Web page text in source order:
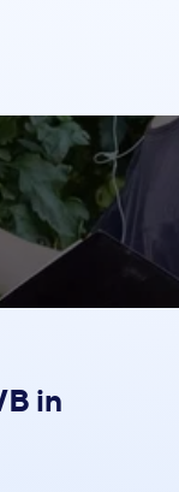
in